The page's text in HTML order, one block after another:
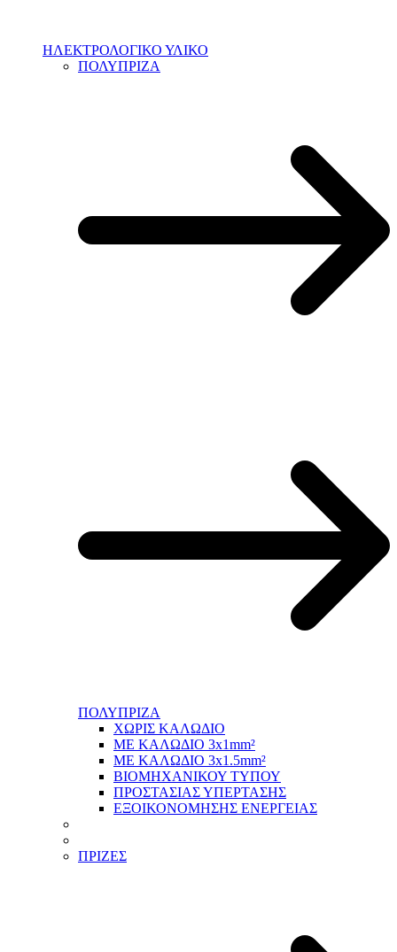
ΗΛΕΚΤΡΟΛΟΓΙΚΟ ΥΛΙΚΟ
ΠΟΛΥΠΡΙΖΑ
ΠΟΛΥΠΡΙΖΑ
ΧΩΡΙΣ ΚΑΛΩΔΙΟ
ΜΕ ΚΑΛΩΔΙΟ 3x1mm²
ΜΕ ΚΑΛΩΔΙΟ 3x1.5mm²
ΒΙΟΜΗΧΑΝΙΚΟΥ ΤΥΠΟΥ
ΠΡΟΣΤΑΣΙΑΣ ΥΠΕΡΤΑΣΗΣ
ΕΞΟΙΚΟΝΟΜΗΣΗΣ ΕΝΕΡΓΕΙΑΣ
ΠΡΙΖΕΣ